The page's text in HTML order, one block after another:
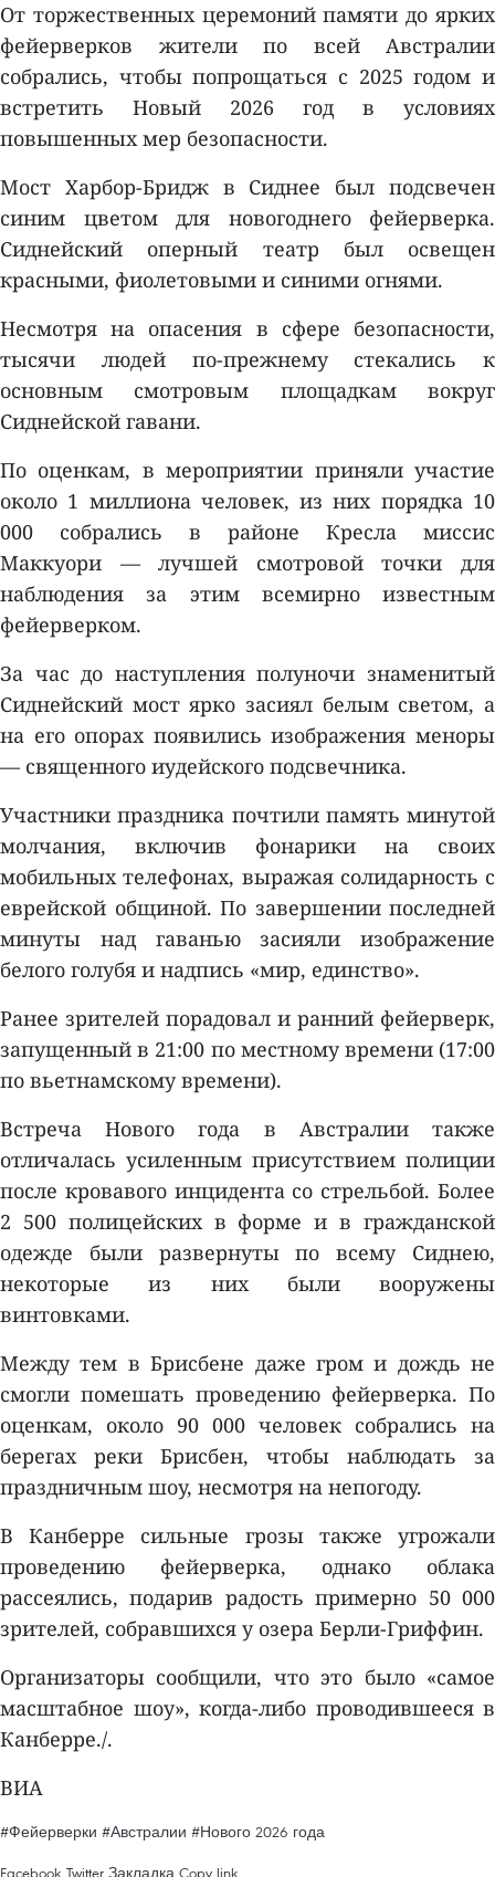
От торжественных церемоний памяти до ярких
фейерверков жители по всей Австралии
собрались, чтобы попрощаться с 2025 годом и
встретить Новый 2026 год в условиях
повышенных мер безопасности.
Мост Харбор-Бридж в Сиднее был подсвечен
синим цветом для новогоднего фейерверка.
Сиднейский оперный театр был освещен
красными, фиолетовыми и синими огнями.
Несмотря на опасения в сфере безопасности,
тысячи людей по-прежнему стекались к
основным смотровым площадкам вокруг
Сиднейской гавани.
По оценкам, в мероприятии приняли участие
около 1 миллиона человек, из них порядка 10
000 собрались в районе Кресла миссис
Маккуори — лучшей смотровой точки для
наблюдения за этим всемирно известным
фейерверком.
За час до наступления полуночи знаменитый
Сиднейский мост ярко засиял белым светом, а
на его опорах появились изображения меноры
— священного иудейского подсвечника.
Участники праздника почтили память минутой
молчания, включив фонарики на своих
мобильных телефонах, выражая солидарность с
еврейской общиной. По завершении последней
минуты над гаванью засияли изображение
белого голубя и надпись «мир, единство».
Ранее зрителей порадовал и ранний фейерверк,
запущенный в 21:00 по местному времени (17:00
по вьетнамскому времени).
Встреча Нового года в Австралии также
отличалась усиленным присутствием полиции
после кровавого инцидента со стрельбой. Более
2 500 полицейских в форме и в гражданской
одежде были развернуты по всему Сиднею,
некоторые из них были вооружены
винтовками.
Между тем в Брисбене даже гром и дождь не
смогли помешать проведению фейерверка. По
оценкам, около 90 000 человек собрались на
берегах реки Брисбен, чтобы наблюдать за
праздничным шоу, несмотря на непогоду.
В Канберре сильные грозы также угрожали
проведению фейерверка, однако облака
рассеялись, подарив радость примерно 50 000
зрителей, собравшихся у озера Берли-Гриффин.
Организаторы сообщили, что это было «самое
масштабное шоу», когда-либо проводившееся в
Канберре./.
ВИА
#Фейерверки #Австралии #Нового 2026 года